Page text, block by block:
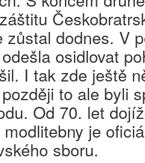
zůstal dodnes. V
osidlovat
I tak zde ještě
to ale byli
Od 70. let
je
sboru.